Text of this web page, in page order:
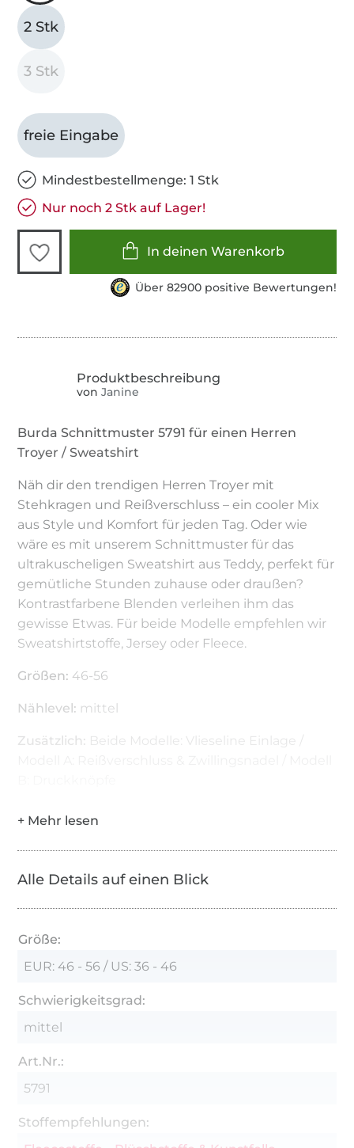
2 Stk
3 Stk
freie Eingabe
Mindestbestellmenge: 1 Stk
Nur noch 2 Stk auf Lager!
In deinen Warenkorb
Über 82900 positive Bewertungen!
von Janine
Burda Schnittmuster 5791 für einen Herren
Troyer / Sweatshirt
Näh dir den trendigen Herren Troyer mit
Stehkragen und Reißverschluss – ein cooler Mix
aus Style und Komfort für jeden Tag. Oder wie
wäre es mit unserem Schnittmuster für das
ultrakuscheligen Sweatshirt aus Teddy, perfekt für
gemütliche Stunden zuhause oder draußen?
Kontrastfarbene Blenden verleihen ihm das
gewisse Etwas. Für beide Modelle empfehlen wir
Sweatshirtstoffe, Jersey oder Fleece.
Größen: 46-56
Nählevel: mittel
Zusätzlich: Beide Modelle: Vlieseline Einlage /
Alle Details auf einen Blick
Größe:
EUR: 46 - 56 / US: 36 - 46
Schwierigkeitsgrad:
mittel
Art.Nr.:
5791
Stoffempfehlungen: